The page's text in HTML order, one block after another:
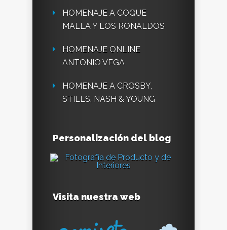
HOMENAJE A COQUE
MALLA Y LOS RONALDOS
HOMENAJE ONLINE
ANTONIO VEGA
HOMENAJE A CROSBY,
STILLS, NASH & YOUNG
Personalización del blog
Visita nuestra web